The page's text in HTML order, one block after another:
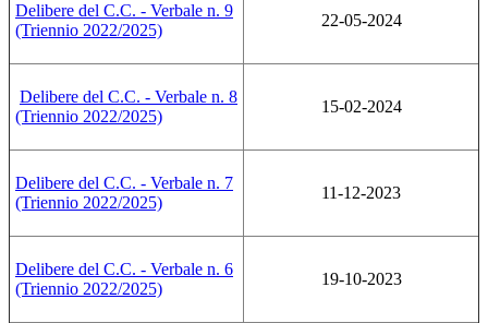
Delibere del C.C. - Verbale n. 9
(Triennio 2022/2025)
22-05-2024
Delibere del C.C. - Verbale n. 8
(Triennio 2022/2025)
15-02-2024
Delibere del C.C. - Verbale n. 7
(Triennio 2022/2025)
11-12-2023
Delibere del C.C. - Verbale n. 6
(Triennio 2022/2025)
19-10-2023